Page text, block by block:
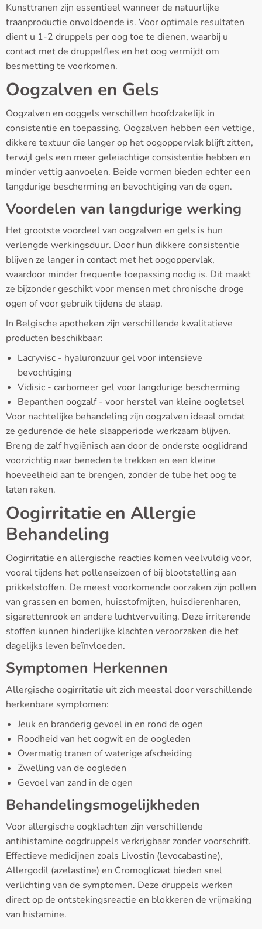
Kunsttranen zijn essentieel wanneer de natuurlijke
traanproductie onvoldoende is. Voor optimale resultaten
dient u 1-2 druppels per oog toe te dienen, waarbij u
contact met de druppelfles en het oog vermijdt om
besmetting te voorkomen.
Oogzalven en Gels
Oogzalven en ooggels verschillen hoofdzakelijk in
consistentie en toepassing. Oogzalven hebben een vettige,
dikkere textuur die langer op het oogoppervlak blijft zitten,
terwijl gels een meer geleiachtige consistentie hebben en
minder vettig aanvoelen. Beide vormen bieden echter een
langdurige bescherming en bevochtiging van de ogen.
Voordelen van langdurige werking
Het grootste voordeel van oogzalven en gels is hun
verlengde werkingsduur. Door hun dikkere consistentie
blijven ze langer in contact met het oogoppervlak,
waardoor minder frequente toepassing nodig is. Dit maakt
ze bijzonder geschikt voor mensen met chronische droge
ogen of voor gebruik tijdens de slaap.
In Belgische apotheken zijn verschillende kwalitatieve
producten beschikbaar:
Lacryvisc - hyaluronzuur gel voor intensieve
bevochtiging
Vidisic - carbomeer gel voor langdurige bescherming
Bepanthen oogzalf - voor herstel van kleine oogletsel
Voor nachtelijke behandeling zijn oogzalven ideaal omdat
ze gedurende de hele slaapperiode werkzaam blijven.
Breng de zalf hygiënisch aan door de onderste ooglidrand
voorzichtig naar beneden te trekken en een kleine
hoeveelheid aan te brengen, zonder de tube het oog te
laten raken.
Oogirritatie en Allergie
Behandeling
Oogirritatie en allergische reacties komen veelvuldig voor,
vooral tijdens het pollenseizoen of bij blootstelling aan
prikkelstoffen. De meest voorkomende oorzaken zijn pollen
van grassen en bomen, huisstofmijten, huisdierenharen,
sigarettenrook en andere luchtvervuiling. Deze irriterende
stoffen kunnen hinderlijke klachten veroorzaken die het
dagelijks leven beïnvloeden.
Symptomen Herkennen
Allergische oogirritatie uit zich meestal door verschillende
herkenbare symptomen:
Jeuk en branderig gevoel in en rond de ogen
Roodheid van het oogwit en de oogleden
Overmatig tranen of waterige afscheiding
Zwelling van de oogleden
Gevoel van zand in de ogen
Behandelingsmogelijkheden
Voor allergische oogklachten zijn verschillende
antihistamine oogdruppels verkrijgbaar zonder voorschrift.
Effectieve medicijnen zoals Livostin (levocabastine),
Allergodil (azelastine) en Cromoglicaat bieden snel
verlichting van de symptomen. Deze druppels werken
direct op de ontstekingsreactie en blokkeren de vrijmaking
van histamine.